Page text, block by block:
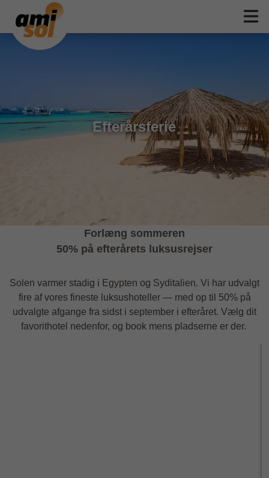
Efterårsferie
Forlæng sommeren
50% på efterårets luksusrejser
Solen varmer stadig i Egypten og Syditalien. Vi har udvalgt
fire af vores fineste luksushoteller — med op til 50% på
udvalgte afgange fra sidst i september i efteråret. Vælg dit
favorithotel nedenfor, og book mens pladserne er der.